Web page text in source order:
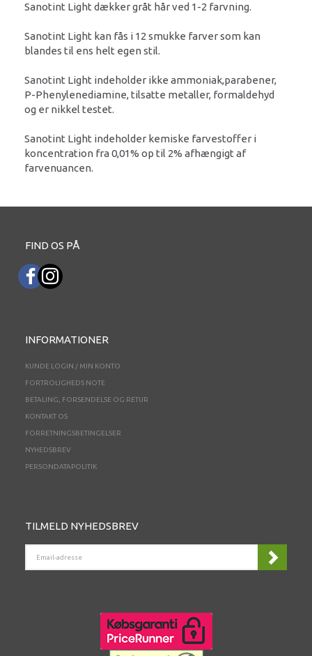
Sanotint Light dækker gråt hår ved 1-2 farvning.
Sanotint Light kan fås i 12 smukke farver som kan
blandes til ens helt egen stil.
Sanotint Light indeholder ikke ammoniak,parabener,
P-Phenylenediamine, tilsatte metaller, formaldehyd
og er nikkel testet.
Sanotint Light indeholder kemiske farvestoffer i
koncentration fra 0,01% op til 2% afhængigt af
farvenuancen.
FIND OS PÅ
INFORMATIONER
KUNDE LOGIN / MIN KONTO
FORTROLIGHEDS NOTE
BETALING, FORSENDELSE OG RETUR
KONTAKT OS
FORRETNINGSBETINGELSER
NYHEDSBREV
PERSONDATAPOLITIK
TILMELD NYHEDSBREV
ADRESSE